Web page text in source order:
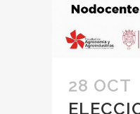
28 OCT